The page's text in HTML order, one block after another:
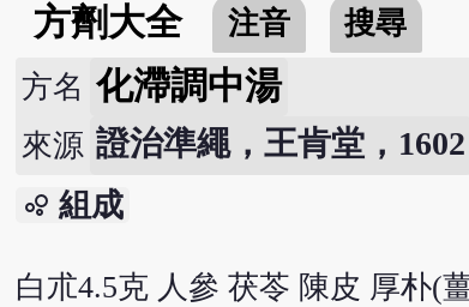
方劑大全 注音 搜尋
方名 化滯調中湯
來源 證治準繩，王肯堂，1602
bubble_chart 組成
白朮4.5克 人參 茯苓 陳皮 厚朴(